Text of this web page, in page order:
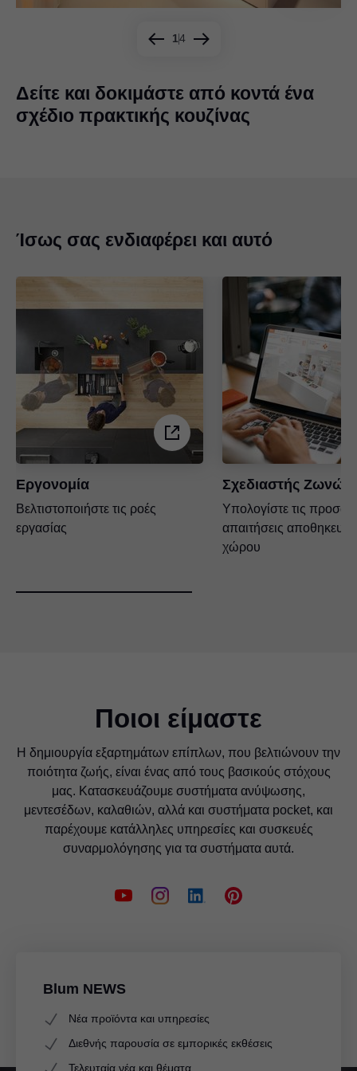
14
Δείτε και δοκιμάστε από κοντά ένα
σχέδιο πρακτικής κουζίνας
Ίσως σας ενδιαφέρει και αυτό
Εργονομία
Βελτιστοποιήστε τις ροές
εργασίας
Σχεδιαστής Ζωνών
Υπολογίστε τις
απαιτήσεις
χώρου
Ποιοι είμαστε
Η δημιουργία εξαρτημάτων επίπλων, που βελτιώνουν την
ποιότητα ζωής, είναι ένας από τους βασικούς στόχους
μας. Κατασκευάζουμε συστήματα ανύψωσης,
μεντεσέδων, καλαθιών, αλλά και συστήματα pocket, και
παρέχουμε κατάλληλες υπηρεσίες και συσκευές
συναρμολόγησης για τα συστήματα αυτά.
Blum NEWS
Νέα προϊόντα και υπηρεσίες
Διεθνής παρουσία σε εμπορικές εκθέσεις
Τελευταία νέα και θέματα